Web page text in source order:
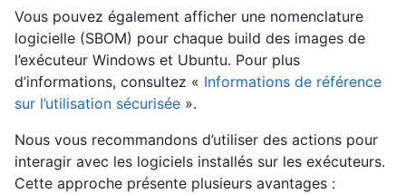
Vous pouvez également afficher une nomenclature
logicielle (SBOM) pour chaque build des images de
l’exécuteur Windows et Ubuntu. Pour plus
d’informations, consultez « Informations de référence
sur l’utilisation sécurisée ».
Nous vous recommandons d’utiliser des actions pour
interagir avec les logiciels installés sur les exécuteurs.
Cette approche présente plusieurs avantages :